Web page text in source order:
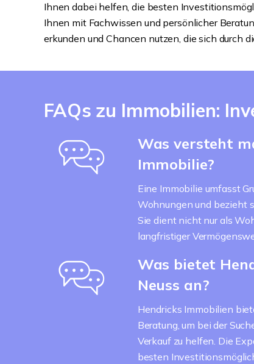
Ihnen dabei helfen, die besten
Ihnen mit Fachwissen und persönlicher
erkunden und Chancen nutzen, die sich durch
FAQs zu Immobilien:
Was versteht
Immobilie?
Eine Immobilie umfasst
Wohnungen und bezieht
Sie dient nicht nur als
langfristiger
Was bietet
Neuss an?
Hendricks Immobilien
Beratung, um bei der
Verkauf zu helfen. Die
besten